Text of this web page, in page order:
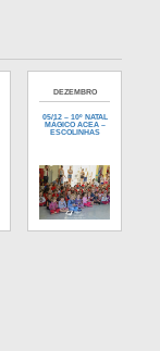
DEZEMBRO
05/12 – 10º NATAL
MÁGICO ACEA –
ESCOLINHAS